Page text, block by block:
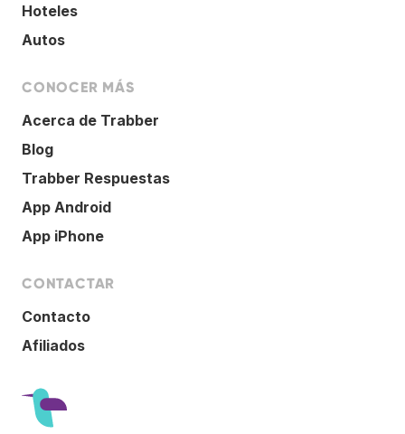
Hoteles
Autos
CONOCER MÁS
Acerca de Trabber
Blog
Trabber Respuestas
App Android
App iPhone
CONTACTAR
Contacto
Afiliados